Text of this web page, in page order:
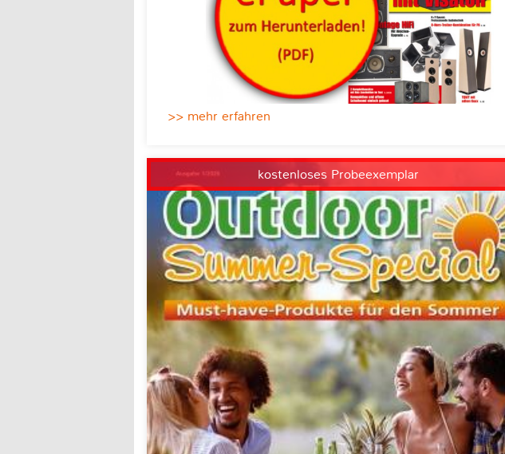
>> mehr erfahren
kostenloses Probeexemplar